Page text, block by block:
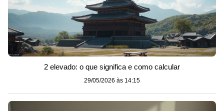
2 elevado: o que significa e como calcular
29/05/2026 às 14:15